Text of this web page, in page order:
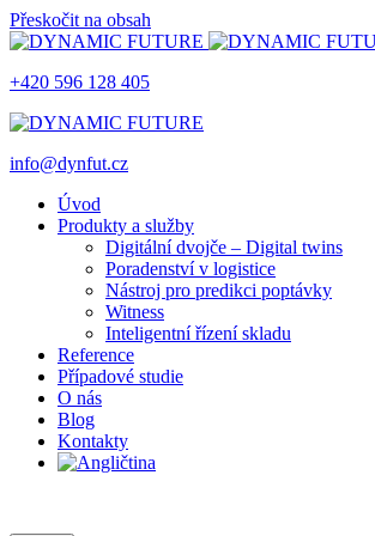
Přeskočit na obsah
+420 596 128 405
info@dynfut.cz
Úvod
Produkty a služby
Digitální dvojče – Digital twins
Poradenství v logistice
Nástroj pro predikci poptávky
Witness
Inteligentní řízení skladu
Reference
Případové studie
O nás
Blog
Kontakty